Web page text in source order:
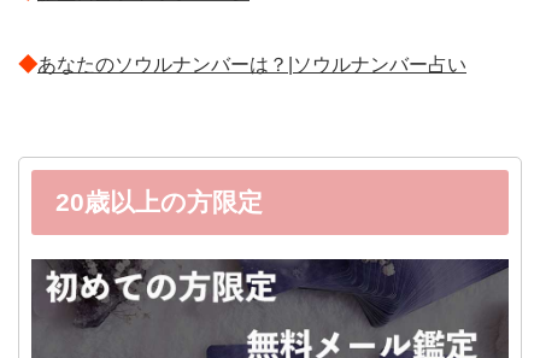
◆あなたのソウルナンバーは？|ソウルナンバー占い
20歳以上の方限定